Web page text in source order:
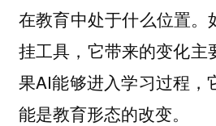
在教育中处于什么位置。
挂工具，它带来的变化主
果AI能够进入学习过程，
能是教育形态的改变。